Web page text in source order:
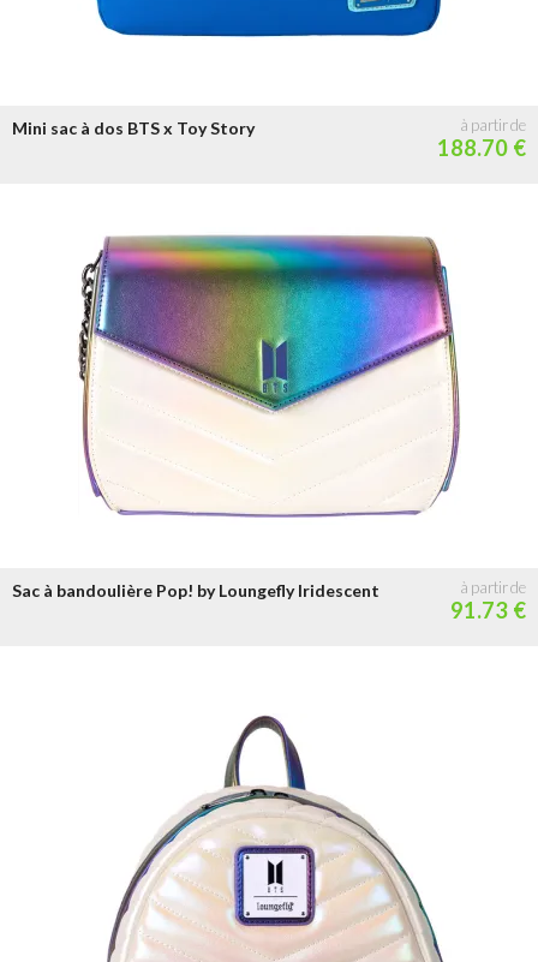
Mini sac à dos BTS x Toy Story
188.70 €
Sac à bandoulière Pop! by Loungefly Iridescent
91.73 €